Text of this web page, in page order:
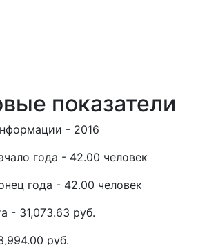
показатели
- 2016
года - 42.00 человек
года - 42.00 человек
- 31,073.63 руб.
руб.